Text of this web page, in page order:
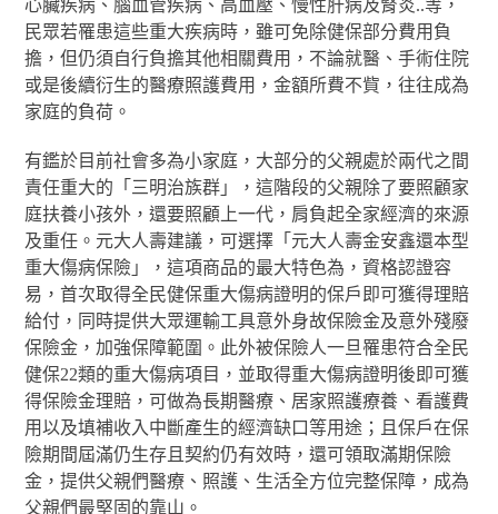
心臟疾病、腦血管疾病、高血壓、慢性肝病及腎炎..等，
民眾若罹患這些重大疾病時，雖可免除健保部分費用負
擔，但仍須自行負擔其他相關費用，不論就醫、手術住院
或是後續衍生的醫療照護費用，金額所費不貲，往往成為
家庭的負荷。
有鑑於目前社會多為小家庭，大部分的父親處於兩代之間
責任重大的「三明治族群」，這階段的父親除了要照顧家
庭扶養小孩外，還要照顧上一代，肩負起全家經濟的來源
及重任。元大人壽建議，可選擇「元大人壽金安鑫還本型
重大傷病保險」，這項商品的最大特色為，資格認證容
易，首次取得全民健保重大傷病證明的保戶即可獲得理賠
給付，同時提供大眾運輸工具意外身故保險金及意外殘廢
保險金，加強保障範圍。此外被保險人一旦罹患符合全民
健保22類的重大傷病項目，並取得重大傷病證明後即可獲
得保險金理賠，可做為長期醫療、居家照護療養、看護費
用以及填補收入中斷產生的經濟缺口等用途；且保戶在保
險期間屆滿仍生存且契約仍有效時，還可領取滿期保險
金，提供父親們醫療、照護、生活全方位完整保障，成為
父親們最堅固的靠山。